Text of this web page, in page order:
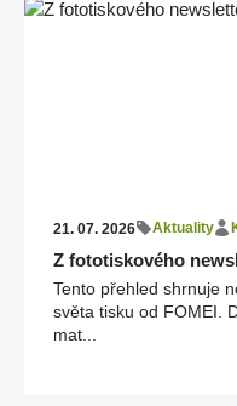
21. 07. 2026 Aktuality
Z fototiskového
Tento přehled shrnuje
světa tisku od FOMEI.
mat...